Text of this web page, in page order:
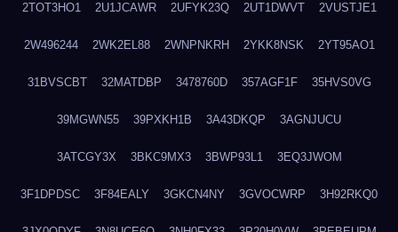
2TOT3HO1 2U1JCAWR 2UFYK23Q 2UT1DWVT 2VUSTJE1
2W496244 2WK2EL88 2WNPNKRH 2YKK8NSK 2YT95AO1
31BVSCBT 32MATDBP 3478760D 357AGF1F 35HVS0VG
39MGWN55 39PXKH1B 3A43DKQP 3AGNJUCU
3ATCGY3X 3BKC9MX3 3BWP93L1 3EQ3JWOM
3F1DPDSC 3F84EALY 3GKCN4NY 3GVOCWRP 3H92RKQ0